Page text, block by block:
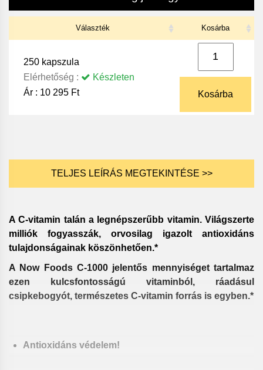
Választék Kosárba
250 kapszula
Elérhetőség :
Készleten
Ár : 10 295 Ft Kosárba
TELJES LEÍRÁS MEGTEKINTÉSE >>
A C-vitamin talán a legnépszerűbb vitamin. Világszerte
milliók fogyasszák, orvosilag igazolt antioxidáns
tulajdonságainak köszönhetően.*
A Now Foods C-1000 jelentős mennyiséget tartalmaz
ezen kulcsfontosságú vitaminból, ráadásul
csipkebogyót, természetes C-vitamin forrás is egyben.*
Antioxidáns védelem!